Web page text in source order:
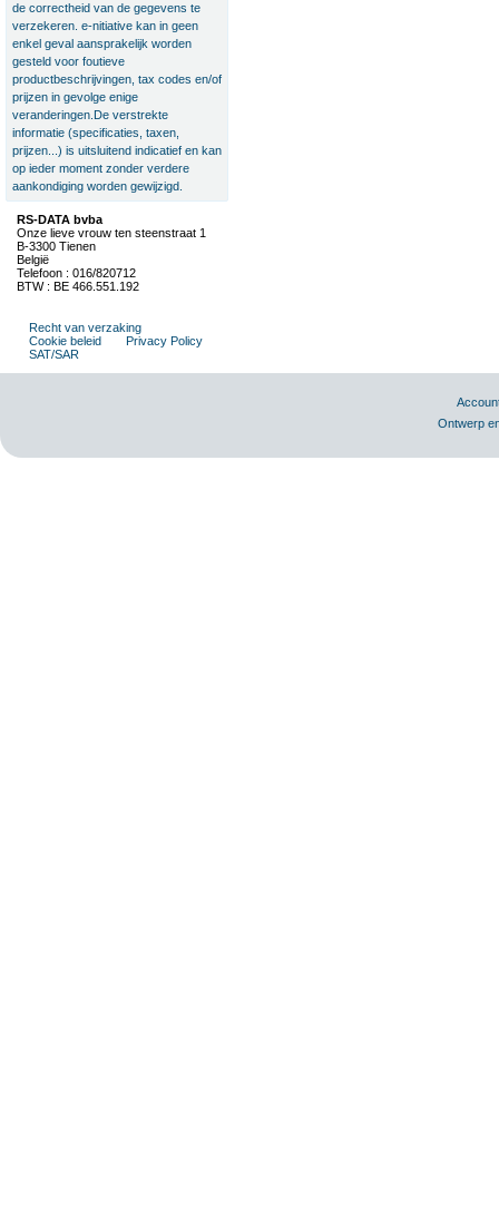
de correctheid van de gegevens te
verzekeren. e-nitiative kan in geen
enkel geval aansprakelijk worden
gesteld voor foutieve
productbeschrijvingen, tax codes en/of
prijzen in gevolge enige
veranderingen.De verstrekte
informatie (specificaties, taxen,
prijzen...) is uitsluitend indicatief en kan
op ieder moment zonder verdere
aankondiging worden gewijzigd.
RS-DATA bvba
Onze lieve vrouw ten steenstraat 1
B-3300 Tienen
België
Telefoon : 016/820712
BTW : BE 466.551.192
Recht van verzaking
Cookie beleid
Privacy Policy
SAT/SAR
Ontwerp